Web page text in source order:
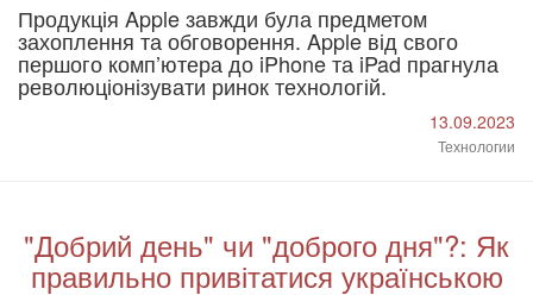
Продукція Apple завжди була предметом
захоплення та обговорення. Apple від свого
першого комп’ютера до iPhone та iPad прагнула
революціонізувати ринок технологій.
13.09.2023
Технологии
"Добрий день" чи "доброго дня"?: Як
правильно привітатися українською